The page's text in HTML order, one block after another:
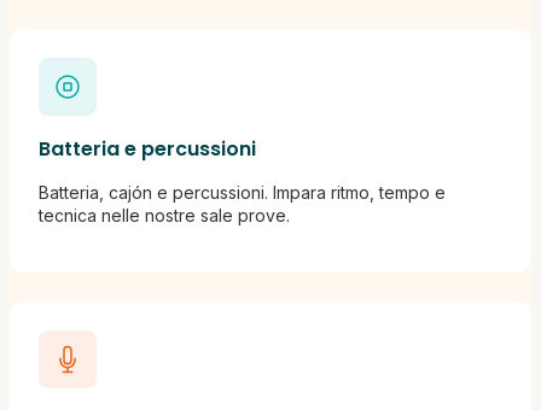
Batteria e percussioni
Batteria, cajón e percussioni. Impara ritmo, tempo e
tecnica nelle nostre sale prove.